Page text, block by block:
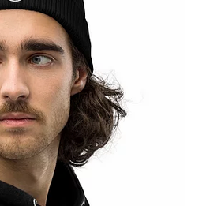
Club / Clubbing
Radios qui diffusent Manôon